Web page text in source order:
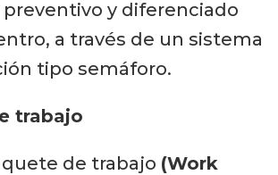
y diferenciado
a través de un sistema
tipo semáforo.
trabajo
de trabajo (Work